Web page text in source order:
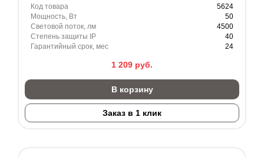
Код товара
5624
Мощность, Вт
50
Световой поток, лм
4500
Степень защиты IP
40
Гарантийный срок, мес
24
1 209 руб.
В корзину
Заказ в 1 клик